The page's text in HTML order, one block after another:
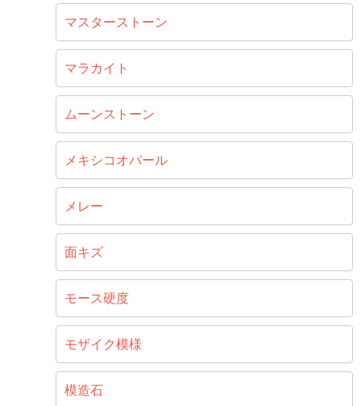
マスターストーン
マラカイト
ムーンストーン
メキシコオパール
メレー
面キズ
モース硬度
モザイク模様
模造石